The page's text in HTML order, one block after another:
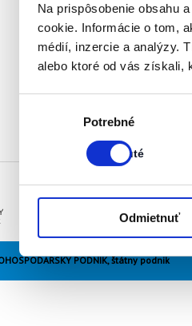
Na prispôsobenie obsahu
cookie. Informácie o tom,
médií, inzercie a analýzy.
alebo ktoré od vás získali,
Potrebné
Zapnuté
Stav:
Zapnuté
Odmietnuť
PODNIK, štátny podnik